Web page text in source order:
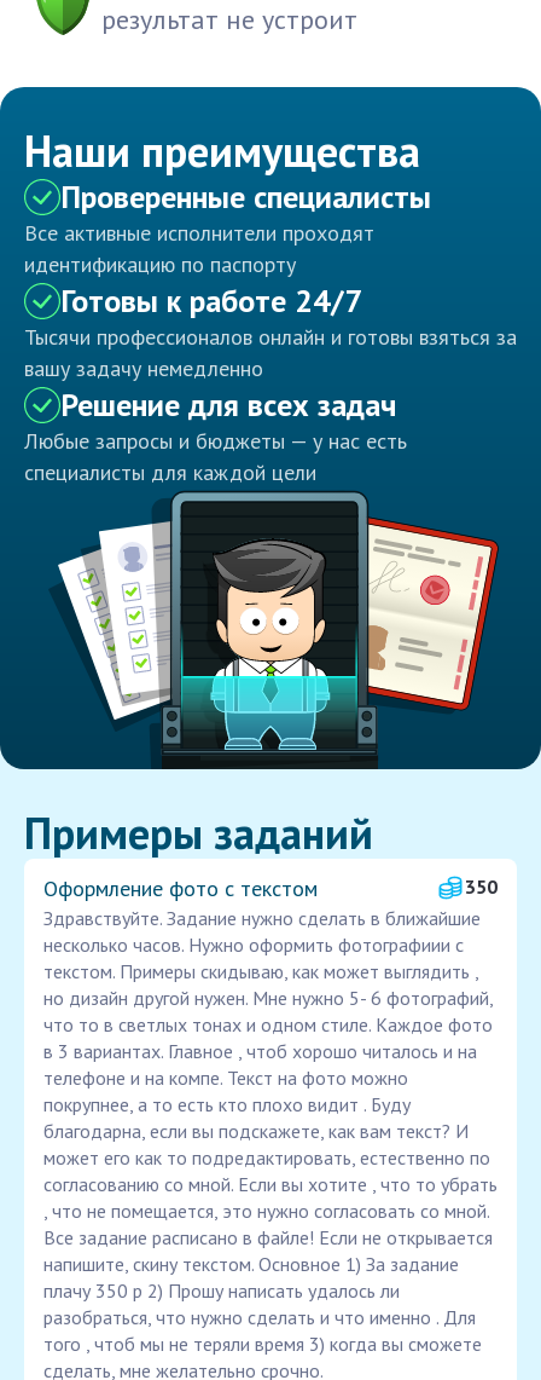
результат не устроит
Наши преимущества
Проверенные специалисты
Все активные исполнители проходят
идентификацию по паспорту
Готовы к работе 24/7
Тысячи профессионалов онлайн и готовы взяться за
вашу задачу немедленно
Решение для всех задач
Любые запросы и бюджеты — у нас есть
специалисты для каждой цели
Примеры заданий
Оформление фото с текстом
350
Здравствуйте. Задание нужно сделать в ближайшие
несколько часов. Нужно оформить фотографиии с
текстом. Примеры скидываю, как может выглядить ,
но дизайн другой нужен. Мне нужно 5- 6 фотографий,
что то в светлых тонах и одном стиле. Каждое фото
в 3 вариантах. Главное , чтоб хорошо читалось и на
телефоне и на компе. Текст на фото можно
покрупнее, а то есть кто плохо видит . Буду
благодарна, если вы подскажете, как вам текст? И
может его как то подредактировать, естественно по
согласованию со мной. Если вы хотите , что то убрать
, что не помещается, это нужно согласовать со мной.
Все задание расписано в файле! Если не открывается
напишите, скину текстом. Основное 1) За задание
плачу 350 р 2) Прошу написать удалось ли
разобраться, что нужно сделать и что именно . Для
того , чтоб мы не теряли время 3) когда вы сможете
сделать, мне желательно срочно.